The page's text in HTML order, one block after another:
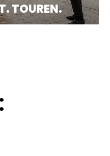
TOUREN.